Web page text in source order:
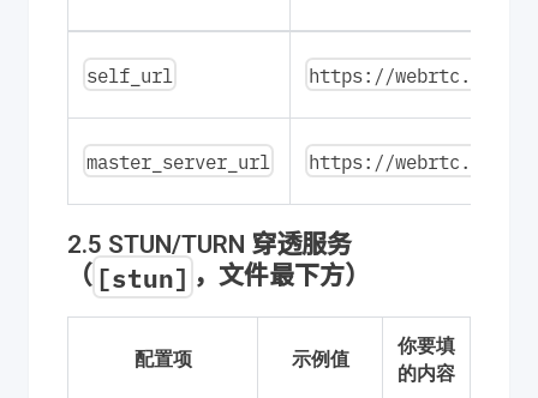
self_url https://
master_server_url https://
2.5 STUN/TURN 穿透服务
（ [stun] ，文件最下方）
配置项 示例值
你要填
的内容